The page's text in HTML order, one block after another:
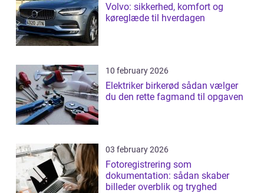
Volvo: sikkerhed, komfort og
køreglæde til hverdagen
10 february 2026
Elektriker birkerød sådan vælger
du den rette fagmand til opgaven
03 february 2026
Fotoregistrering som
dokumentation: sådan skaber
billeder overblik og tryghed